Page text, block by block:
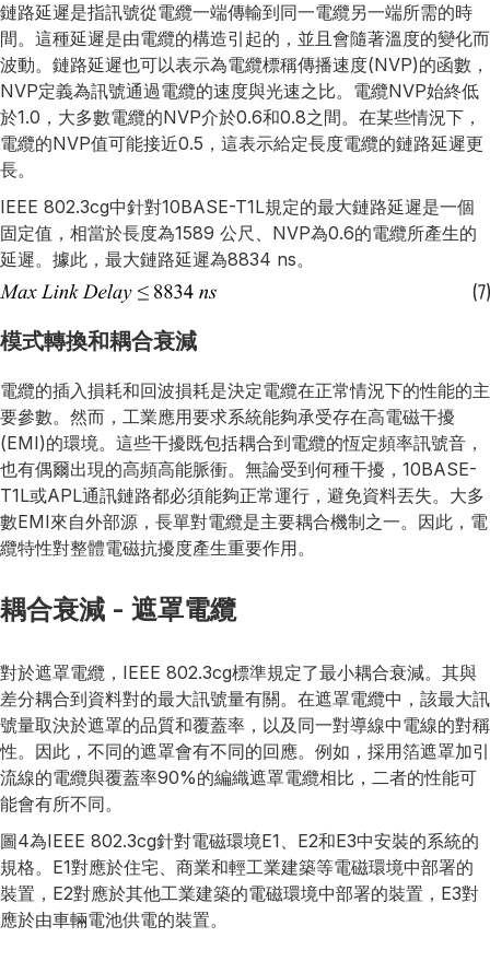
鏈路延遲是指訊號從電纜一端傳輸到同一電纜另一端所需的時
間。這種延遲是由電纜的構造引起的，並且會隨著溫度的變化而
波動。鏈路延遲也可以表示為電纜標稱傳播速度(NVP)的函數，
NVP定義為訊號通過電纜的速度與光速之比。電纜NVP始終低
於1.0，大多數電纜的NVP介於0.6和0.8之間。在某些情況下，
電纜的NVP值可能接近0.5，這表示給定長度電纜的鏈路延遲更
長。
IEEE 802.3cg中針對10BASE-T1L規定的最大鏈路延遲是一個
固定值，相當於長度為1589 公尺、NVP為0.6的電纜所產生的
延遲。據此，最大鏈路延遲為8834 ns。
模式轉換和耦合衰減
電纜的插入損耗和回波損耗是決定電纜在正常情況下的性能的主
要參數。然而，工業應用要求系統能夠承受存在高電磁干擾
(EMI)的環境。這些干擾既包括耦合到電纜的恆定頻率訊號音，
也有偶爾出現的高頻高能脈衝。無論受到何種干擾，10BASE-
T1L或APL通訊鏈路都必須能夠正常運行，避免資料丟失。大多
數EMI來自外部源，長單對電纜是主要耦合機制之一。因此，電
纜特性對整體電磁抗擾度產生重要作用。
耦合衰減 - 遮罩電纜
對於遮罩電纜，IEEE 802.3cg標準規定了最小耦合衰減。其與
差分耦合到資料對的最大訊號量有關。在遮罩電纜中，該最大訊
號量取決於遮罩的品質和覆蓋率，以及同一對導線中電線的對稱
性。因此，不同的遮罩會有不同的回應。例如，採用箔遮罩加引
流線的電纜與覆蓋率90%的編織遮罩電纜相比，二者的性能可
能會有所不同。
圖4為IEEE 802.3cg針對電磁環境E1、E2和E3中安裝的系統的
規格。E1對應於住宅、商業和輕工業建築等電磁環境中部署的
裝置，E2對應於其他工業建築的電磁環境中部署的裝置，E3對
應於由車輛電池供電的裝置。